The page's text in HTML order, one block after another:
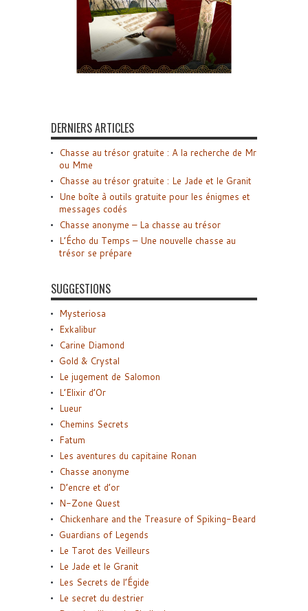
DERNIERS ARTICLES
Chasse au trésor gratuite : A la recherche de Mr
ou Mme
Chasse au trésor gratuite : Le Jade et le Granit
Une boîte à outils gratuite pour les énigmes et
messages codés
Chasse anonyme – La chasse au trésor
L’Écho du Temps – Une nouvelle chasse au
trésor se prépare
SUGGESTIONS
Mysteriosa
Exkalibur
Carine Diamond
Gold & Crystal
Le jugement de Salomon
L’Elixir d’Or
Lueur
Chemins Secrets
Fatum
Les aventures du capitaine Ronan
Chasse anonyme
D’encre et d’or
N-Zone Quest
Chickenhare and the Treasure of Spiking-Beard
Guardians of Legends
Le Tarot des Veilleurs
Le Jade et le Granit
Les Secrets de l’Égide
Le secret du destrier